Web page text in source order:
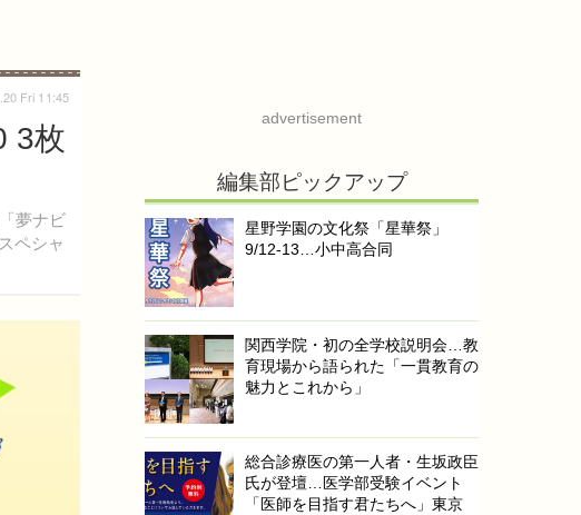
3枚
夢ナビ
ペシャ
Fri 11:45
advertisement
編集部ピックアップ
星野学園の文化祭「星華祭」
9/12-13…小中高合同
関西学院・初の全学校説明会…教
育現場から語られた「一貫教育の
魅力とこれから」
総合診療医の第一人者・生坂政臣
氏が登壇…医学部受験イベント
「医師を目指す君たちへ」東京